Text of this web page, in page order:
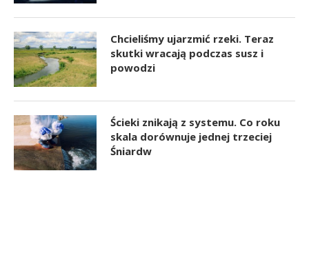
Chcieliśmy ujarzmić rzeki. Teraz
skutki wracają podczas susz i
powodzi
Ścieki znikają z systemu. Co roku
skala dorównuje jednej trzeciej
Śniardw